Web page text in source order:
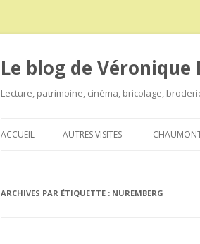
Le blog de Véronique
Lecture, patrimoine, cinéma, bricolage,
ACCUEIL AUTRES VISITES
ARCHIVES PAR ÉTIQUETTE : NUREMBERG